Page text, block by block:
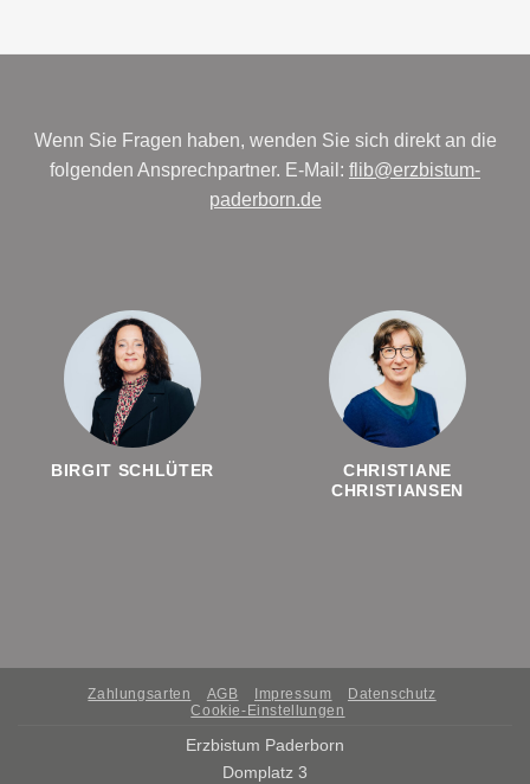
Wenn Sie Fragen haben, wenden Sie sich direkt an die
folgenden Ansprechpartner. E-Mail: flib@erzbistum-
paderborn.de
BIRGIT SCHLÜTER
CHRISTIANE
CHRISTIANSEN
Zahlungsarten AGB Impressum
Datenschutz
Cookie-Einstellungen
Erzbistum Paderborn
Domplatz 3